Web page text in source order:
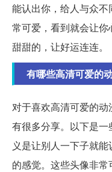
能认出你，给人与众
常可爱，看到就会让
甜甜的，让好运连连。
有哪些高清可爱的
对于喜欢高清可爱的
有很多分享。以下是
义是让别人一下子就
的感觉。这些头像非